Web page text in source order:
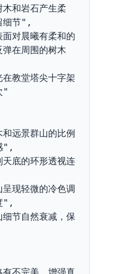
和岩石产生柔
细节",
对晨曦有柔和的
在周围的树木
教堂塔尖十字架
"
远景群山的比例
",
底的环形透视连
现轻微的冷色调
",
节自然衰减，保
不完美，增强真